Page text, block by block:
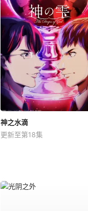
神之水滴
更新至第18集